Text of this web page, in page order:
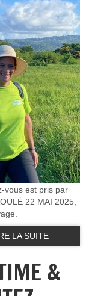
vous est pris par
22 MAI 2025,
LA SUITE
&